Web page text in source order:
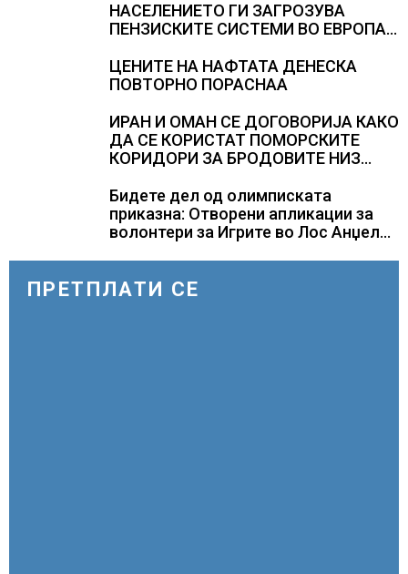
НАСЕЛЕНИЕТО ГИ ЗАГРОЗУВА
ПЕНЗИСКИТЕ СИСТЕМИ ВО ЕВРОПА и
ЦЕНИТЕ НА НАФТАТА ДЕНЕСКА
ПОВТОРНО ПОРАСНАА
ИРАН И ОМАН СЕ ДОГОВОРИЈА КАКО
ДА СЕ КОРИСТАТ ПОМОРСКИТЕ
КОРИДОРИ ЗА БРОДОВИТЕ НИЗ
Бидете дел од олимписката
приказна: Отворени апликации за
волонтери за Игрите во Лос Анџелес
ПРЕТПЛАТИ СЕ